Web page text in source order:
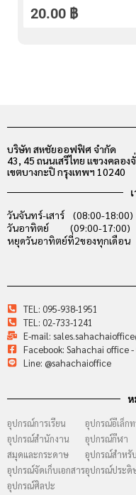
20.00 ฿
บริษัท สหชัยออฟฟิศ จำกัด
43, 45 ถนนเสรีไทย แขวงคลอง
เขตบางกะปิ กรุงเทพฯ 10240
วันจันทร์-เสาร์ (08:00-18:00)
วันอาทิตย์ (09:00-17:00)
หยุดวันอาทิตย์ที่2ของทุกเดือน
TEL: 095-938-1951
TEL: 02-733-1241
E-mail:
Facebook: Sahachai office
Line: @sahachaioffice
ห
อุปกรณ์การเรียน
อุปกรณ์สำนักงาน
สมุดและกระดาษ
อุปกรณ์จัดเก็บเอกสาร
อุปกรณ์ศิลปะ
อุปกรณ์อีเล็ก
อุปกรณ์กีฬา
อุปกรณ์สำหรั
อุปกรณ์ประดิ